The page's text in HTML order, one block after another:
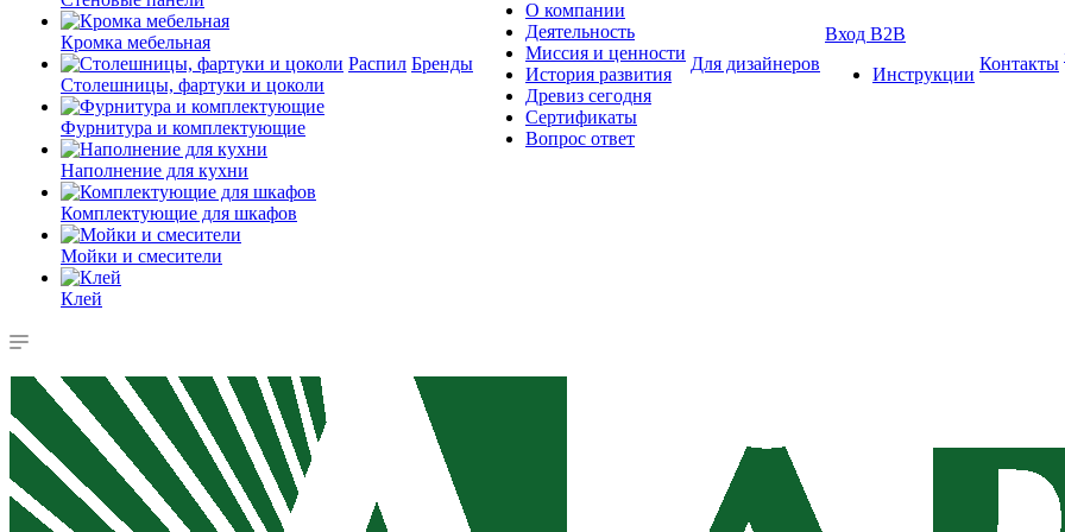
Кромка мебельная
Столешницы, фартуки и цоколи
Фурнитура и комплектующие
Наполнение для кухни
Комплектующие для шкафов
Мойки и смесители
Клей
Распил Бренды
О компании
Деятельность
Миссия и ценности
История развития
Древиз сегодня
Сертификаты
Вопрос ответ
Для дизайнеров
Вход B2B
Инструкции
Контакты